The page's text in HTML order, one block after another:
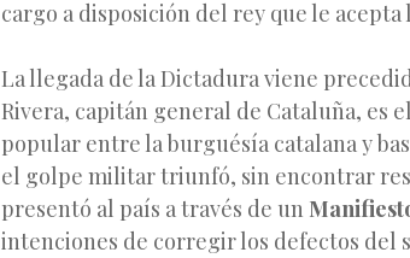
cargo a disposición del rey que le acepta
La llegada de la Dictadura viene
Rivera, capitán general de Cataluña, es
popular entre la burguésía catalana y
el golpe militar triunfó, sin encontrar
presentó al país a través de un
intenciones de corregir los defectos del